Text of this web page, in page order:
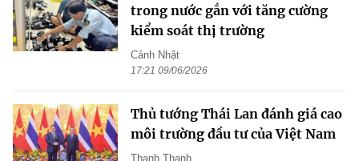
trong nước gắn với tăng cường
kiểm soát thị trường
Cảnh Nhật
17:21 09/06/2026
Thủ tướng Thái Lan đánh giá cao
môi trường đầu tư của Việt Nam
Thanh Thanh